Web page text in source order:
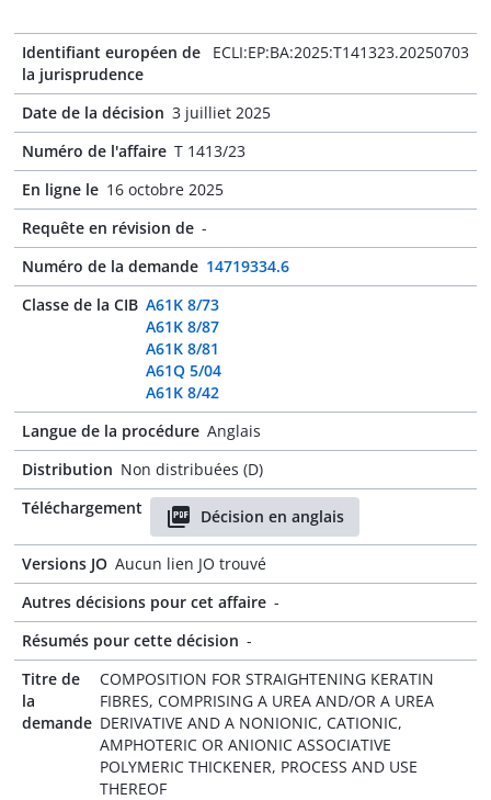
Identifiant européen de
la jurisprudence
ECLI:EP:BA:2025:T141323.20250703
Date de la décision 3 juilliet 2025
Numéro de l'affaire T 1413/23
En ligne le 16 octobre 2025
Requête en révision de -
Numéro de la demande 14719334.6
Classe de la CIB A61K 8/73
A61K 8/87
A61K 8/81
A61Q 5/04
A61K 8/42
Langue de la procédure Anglais
Distribution Non distribuées (D)
Téléchargement
Décision en anglais
Versions JO Aucun lien JO trouvé
Autres décisions pour cet affaire -
Résumés pour cette décision -
Titre de
la
demande
COMPOSITION FOR STRAIGHTENING KERATIN
FIBRES, COMPRISING A UREA AND/OR A UREA
DERIVATIVE AND A NONIONIC, CATIONIC,
AMPHOTERIC OR ANIONIC ASSOCIATIVE
POLYMERIC THICKENER, PROCESS AND USE
THEREOF